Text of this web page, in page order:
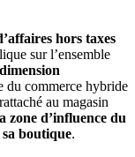
hors taxes
sur l’ensemble
dimension
du commerce hybride
au magasin
zone d’influence du
sa boutique.